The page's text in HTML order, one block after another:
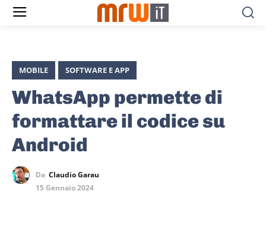
MOBILE SOFTWARE E APP
WhatsApp permette di
formattare il codice su
Android
Da Claudio Garau
15 Gennaio 2024